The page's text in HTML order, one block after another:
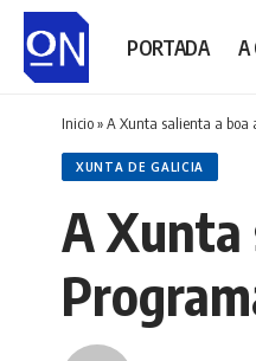
PORTADA A
Inicio»A Xunta salienta a boa
XUNTA DE GALICIA
A Xunta